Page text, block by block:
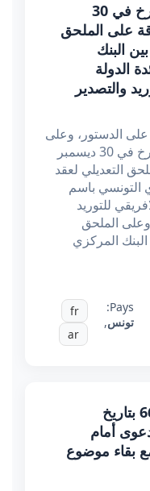
أمر عدد 711 لسنة 2024 مؤرخ في 30
على الملحق
البنك
الدولة
والتصدير
على الدستور، وعلى
القانون عدد 52 لسنة 2024 المؤرخ في 30 ديسمبر
التعديلي لعقد
التونسي باسم
للتوريد
وعلى الملحق
المركزي
Pays:
تونس,
fr
ar
قرار تعقيبي عدد 66655.2024 بتاريخ
الدعوى أمام
مع بقاء موضوع